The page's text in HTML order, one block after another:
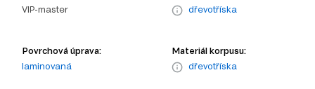
VIP-master
dřevotříska
Povrchová úprava:
laminovaná
Materiál korpusu:
dřevotříska